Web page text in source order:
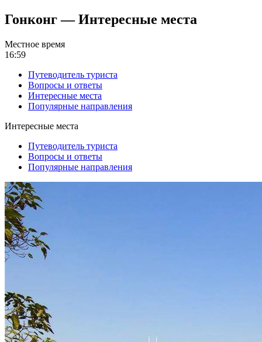
Гонконг — Интересные места
Местное время
16:59
Путеводитель туриста
Вопросы и ответы
Интересные места
Популярные направления
Интересные места
Путеводитель туриста
Вопросы и ответы
Популярные направления